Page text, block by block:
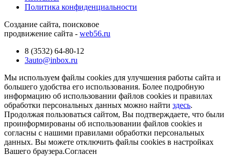
Политика конфиденциальности
Создание сайта, поисковое
продвижение сайта - web56.ru
8 (3532) 64-80-12
3auto@inbox.ru
Мы используем файлы cookies для улучшения работы сайта и
большего удобства его использования. Более подробную
информацию об использовании файлов cookies и правилах
обработки персональных данных можно найти здесь.
Продолжая пользоваться сайтом, Вы подтверждаете, что были
проинформированы об использовании файлов cookies и
согласны с нашими правилами обработки персональных
данных. Вы можете отключить файлы cookies в настройках
Вашего браузера.Согласен